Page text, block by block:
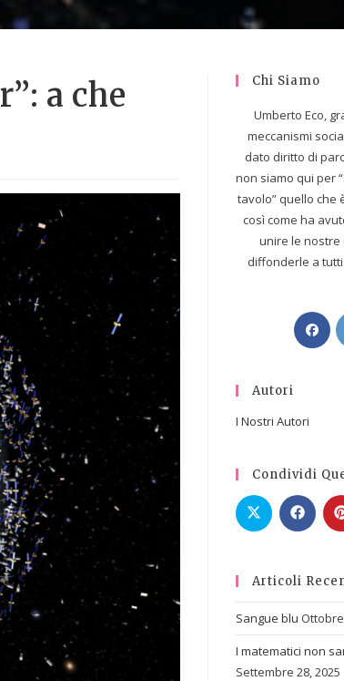
a che
Chi Siamo
Umberto Eco,
meccanismi
dato diritto di
non siamo qui per
tavolo” quello che
così come ha
unire le nostre
diffonderle a
Autori
I Nostri Autori
Condividi
Articoli
Sangue blu
I matematici non
Settembre 28, 2025